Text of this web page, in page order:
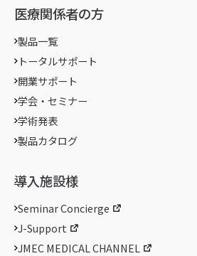
医療関係者の方
製品一覧
トータルサポート
開業サポート
学会・セミナー
学術発表
製品カタログ
導入施設様
Seminar Concierge
J-Support
JMEC MEDICAL CHANNEL